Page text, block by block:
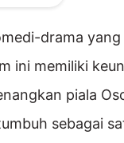
drama
ini memiliki
piala
sebagai